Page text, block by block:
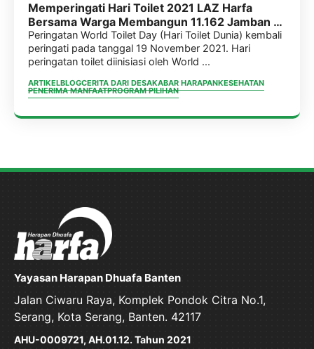
Memperingati Hari Toilet 2021 LAZ Harfa
Bersama Warga Membangun 11.162 Jamban di
Banten
Peringatan World Toilet Day (Hari Toilet Dunia) kembali
peringati pada tanggal 19 November 2021. Hari
peringatan toilet diinisiasi oleh World ...
ARTIKELBLOGCERITA DARI DESAKABAR HARAPANKESEHATAN
PENERIMA MANFAATPROGRAM PILIHAN
Yayasan Harapan Dhuafa Banten
Jalan Ciwaru Raya, Komplek Pondok Citra No.1,
Serang, Kota Serang, Banten. 42117
AHU-0009721, AH.01.12. Tahun 2021